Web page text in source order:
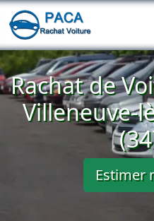
Rachat de
Villeneuve-
Estimer